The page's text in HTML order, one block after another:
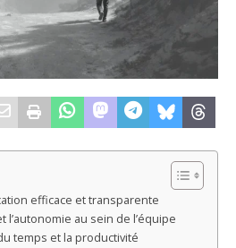
efficace et transparente
l’autonomie au sein de l’équipe
temps et la productivité